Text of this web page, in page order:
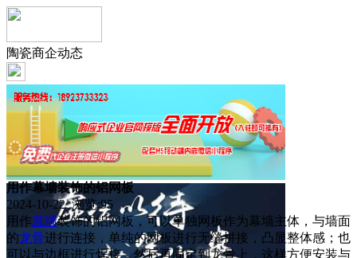
陶瓷商企动态
用作幕墙装饰的铝网板
2024-10-22 浏览:95
用作幕墙装饰的铝网板，可以单独网板作为幕墙主体，与墙面
的龙骨进行连接，单纯的网板进行无缝拼接，凸显整体感；也
可以与边框进行焊接，然后再固定到龙骨上，这样方便安装与